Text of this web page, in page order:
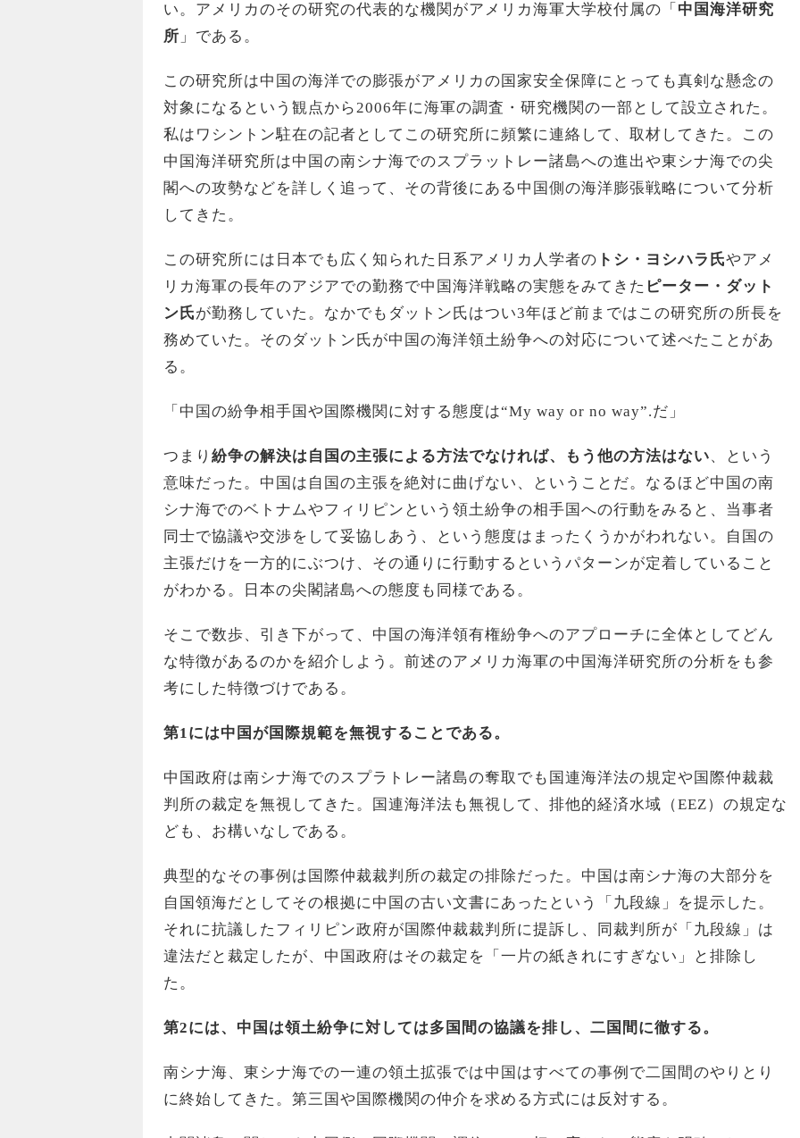
い。アメリカのその研究の代表的な機関がアメリカ海軍大学校付属の「 中国海洋研究
所 」である。
この研究所は中国の海洋での膨張がアメリカの国家安全保障にとっても真剣な懸念の
対象になるという観点から2006年に海軍の調査・研究機関の一部として設立された。
私はワシントン駐在の記者としてこの研究所に頻繁に連絡して、取材してきた。この
中国海洋研究所は中国の南シナ海でのスプラットレー諸島への進出や東シナ海での尖
閣への攻勢などを詳しく追って、その背後にある中国側の海洋膨張戦略について分析
してきた。
この研究所には日本でも広く知られた日系アメリカ人学者の トシ・ヨシハラ氏やアメ
リカ海軍の長年のアジアでの勤務で中国海洋戦略の実態をみてきた ピーター・ダット
ン氏が勤務していた。なかでもダットン氏はつい3年ほど前まではこの研究所の所長を
務めていた。そのダットン氏が中国の海洋領土紛争への対応について述べたことがあ
る。
「中国の紛争相手国や国際機関に対する態度は“My way or no way”.だ」
つまり 紛争の解決は自国の主張による方法でなければ、もう他の方法はない、という
意味だった。中国は自国の主張を絶対に曲げない、ということだ。なるほど中国の南
シナ海でのベトナムやフィリピンという領土紛争の相手国への行動をみると、当事者
同士で協議や交渉をして妥協しあう、という態度はまったくうかがわれない。自国の
主張だけを一方的にぶつけ、その通りに行動するというパターンが定着していること
がわかる。日本の尖閣諸島への態度も同様である。
そこで数歩、引き下がって、中国の海洋領有権紛争へのアプローチに全体としてどん
な特徴があるのかを紹介しよう。前述のアメリカ海軍の中国海洋研究所の分析をも参
考にした特徴づけである。
第1には中国が国際規範を無視することである。
中国政府は南シナ海でのスプラトレー諸島の奪取でも国連海洋法の規定や国際仲裁裁
判所の裁定を無視してきた。国連海洋法も無視して、排他的経済水域（EEZ）の規定な
ども、お構いなしである。
典型的なその事例は国際仲裁裁判所の裁定の排除だった。中国は南シナ海の大部分を
自国領海だとしてその根拠に中国の古い文書にあったという「九段線」を提示した。
それに抗議したフィリピン政府が国際仲裁裁判所に提訴し、同裁判所が「九段線」は
違法だと裁定したが、中国政府はその裁定を「一片の紙きれにすぎない」と排除し
た。
第2には、中国は領土紛争に対しては多国間の協議を排し、二国間に徹する。
南シナ海、東シナ海での一連の領土拡張では中国はすべての事例で二国間のやりとり
に終始してきた。第三国や国際機関の仲介を求める方式には反対する。